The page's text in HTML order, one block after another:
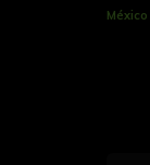
México